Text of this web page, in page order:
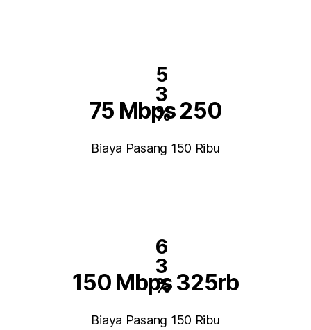
5
3
%
75 Mbps 250
Biaya Pasang 150 Ribu
6
3
%
150 Mbps 325rb
Biaya Pasang 150 Ribu